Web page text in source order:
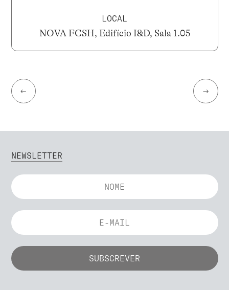
LOCAL
NOVA FCSH, Edifício I&D, Sala 1.05
← →
NEWSLETTER